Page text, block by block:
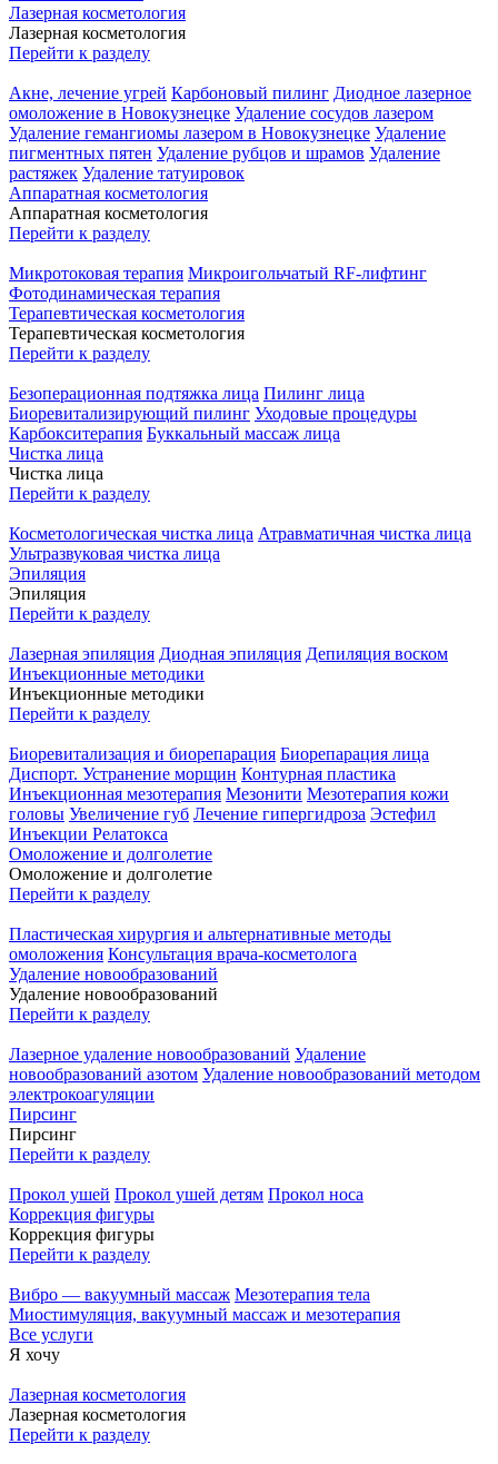
Лазерная косметология
Лазерная косметология
Перейти к разделу
Акне, лечение угрей Карбоновый пилинг Диодное лазерное
омоложение в Новокузнецке Удаление сосудов лазером
Удаление гемангиомы лазером в Новокузнецке Удаление
пигментных пятен Удаление рубцов и шрамов Удаление
растяжек Удаление татуировок
Аппаратная косметология
Аппаратная косметология
Перейти к разделу
Микротоковая терапия Микроигольчатый RF-лифтинг
Фотодинамическая терапия
Терапевтическая косметология
Терапевтическая косметология
Перейти к разделу
Безоперационная подтяжка лица Пилинг лица
Биоревитализирующий пилинг Уходовые процедуры
Карбокситерапия Буккальный массаж лица
Чистка лица
Чистка лица
Перейти к разделу
Косметологическая чистка лица Атравматичная чистка лица
Ультразвуковая чистка лица
Эпиляция
Эпиляция
Перейти к разделу
Лазерная эпиляция Диодная эпиляция Депиляция воском
Инъекционные методики
Инъекционные методики
Перейти к разделу
Биоревитализация и биорепарация Биорепарация лица
Диспорт. Устранение морщин Контурная пластика
Инъекционная мезотерапия Мезонити Мезотерапия кожи
головы Увеличение губ Лечение гипергидроза Эстефил
Инъекции Релатокса
Омоложение и долголетие
Омоложение и долголетие
Перейти к разделу
Пластическая хирургия и альтернативные методы
омоложения Консультация врача-косметолога
Удаление новообразований
Удаление новообразований
Перейти к разделу
Лазерное удаление новообразований Удаление
новообразований азотом Удаление новообразований методом
электрокоагуляции
Пирсинг
Пирсинг
Перейти к разделу
Прокол ушей Прокол ушей детям Прокол носа
Коррекция фигуры
Коррекция фигуры
Перейти к разделу
Вибро — вакуумный массаж Мезотерапия тела
Миостимуляция, вакуумный массаж и мезотерапия
Все услуги
Я хочу
Лазерная косметология
Лазерная косметология
Перейти к разделу